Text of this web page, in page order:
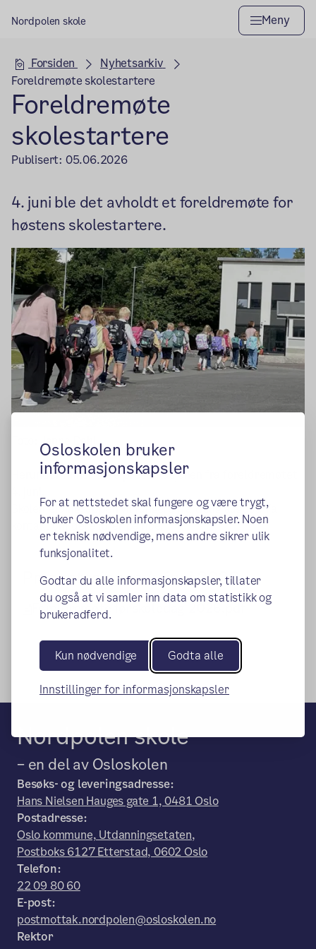
Osloskolen bruker
informasjonskapsler
For at nettstedet skal fungere og være trygt,
bruker Osloskolen informasjonskapsler. Noen
er teknisk nødvendige, mens andre sikrer ulik
funksjonalitet.
Godtar du alle informasjonskapsler, tillater
du også at vi samler inn data om statistikk og
brukeradferd.
Kun nødvendige Godta alle
Innstillinger for informasjonskapsler
Nordpolen skole Meny
Hovedseksjon
Forsiden
Nyhetsarkiv
Foreldremøte skolestartere
Foreldremøte
skolestartere
Publisert: 05.06.2026
4. juni ble det avholdt et foreldremøte for
høstens skolestartere.
Foto: Janne Dahl
Herunder finner dere presentasjonen fra foreldremøtet
Skolemeldingsappen vil fungere fra tidlig august. Ta
kontakt om dere lurer på noe.
Presentasjonen 4. juni 2026
Foreldremøte førskoledag 2026.pdf
Nordpolen skole
– en del av Osloskolen
Besøks- og leveringsadresse:
Hans Nielsen Hauges gate 1, 0481 Oslo
Postadresse:
Oslo kommune, Utdanningsetaten,
Postboks 6127 Etterstad, 0602 Oslo
Telefon:
22 09 80 60
E-post:
postmottak.nordpolen@osloskolen.no
Rektor